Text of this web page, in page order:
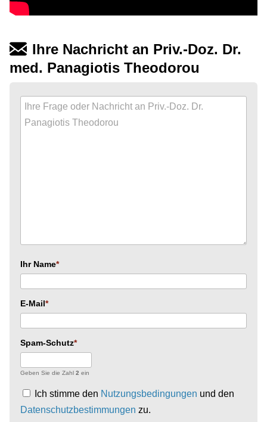
Ihre Nachricht an Priv.-Doz. Dr.
med. Panagiotis Theodorou
Ihr Name
E-Mail
Spam-Schutz
Geben Sie die Zahl 2 ein
Ich stimme den Nutzungsbedingungen und den
Datenschutzbestimmungen zu.